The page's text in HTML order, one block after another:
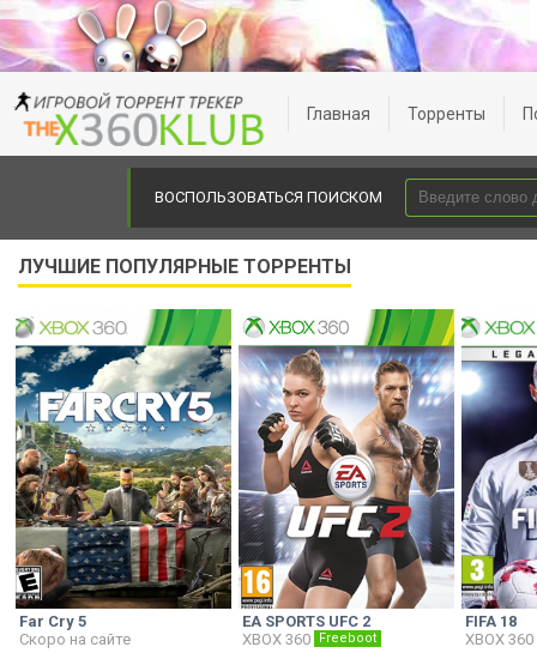
Главная Торренты
ВОСПОЛЬЗОВАТЬСЯ ПОИСКОМ
ЛУЧШИЕ ПОПУЛЯРНЫЕ ТОРРЕНТЫ
Far Cry 5
Скоро на сайте
EA SPORTS UFC 2
XBOX 360
Freeboot
FIFA 18
XBOX 360